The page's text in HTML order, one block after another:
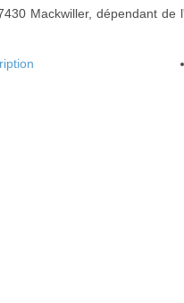
Mackwiller, dépendant